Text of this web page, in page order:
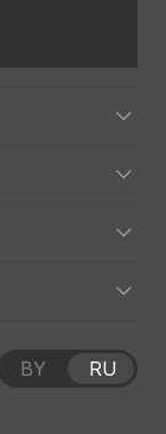
BY RU